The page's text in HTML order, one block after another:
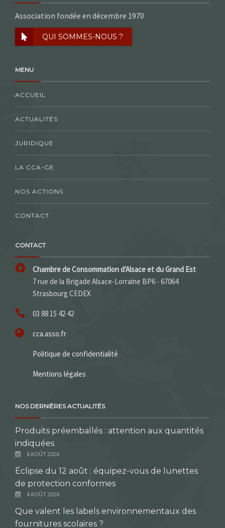
Association fondée en décembre 1970
QUI SOMMES-NOUS ?
MENU
ACCUEIL
ACTUALITÉS
JURIDIQUE
LA CCA-GE
NOS ACTIONS
CONTACT
CONTACT
Chambre de Consommation d'Alsace et du Grand Est
7 rue de la Brigade Alsace-Lorraine BP6 - 67064
Strasbourg CEDEX
03 88 15 42 42
cca.asso.fr
Politique de confidentialité
Mentions légales
NOS DERNIÈRES ACTUALITÉS
Produits préemballés : attention aux quantités
indiquées
6 AOÛT 2026
Éclipse du 12 août : équipez-vous de lunettes
de protection conformes
4 AOÛT 2026
Que valent les labels environnementaux des
fournitures scolaires ?